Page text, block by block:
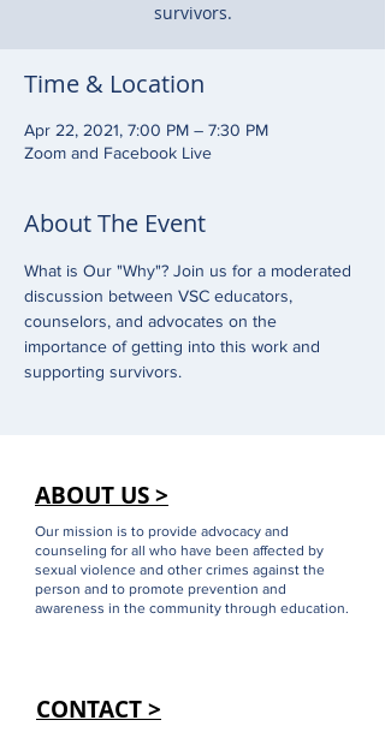
survivors.
Time & Location
Apr 22, 2021, 7:00 PM – 7:30 PM
Zoom and Facebook Live
About The Event
What is Our "Why"? Join us for a moderated
discussion between VSC educators,
counselors, and advocates on the
importance of getting into this work and
supporting survivors.
ABOUT US >
Our mission is to provide advocacy and
counseling for all who have been affected by
sexual violence and other crimes against the
person and to promote prevention and
awareness in the community through education.
CONTACT >